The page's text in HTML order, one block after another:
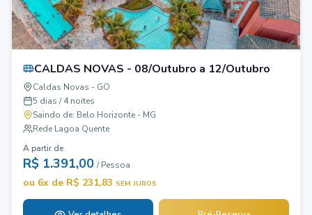
CALDAS NOVAS - 08/Outubro a 12/Outubro
Caldas Novas - GO
5 dias / 4 noites
Saindo de: Belo Horizonte - MG
Rede Lagoa Quente
A partir de
R$ 1.391,00 / Pessoa
ou 6x de R$ 231,83 SEM JUROS